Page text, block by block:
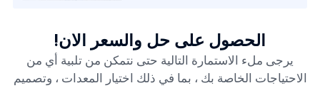
الحصول على حل والسعر الآن!
يرجى ملء الاستمارة التالية حتى نتمكن من تلبية أي من
الاحتياجات الخاصة بك ، بما في ذلك اختيار المعدات ، وتصميم